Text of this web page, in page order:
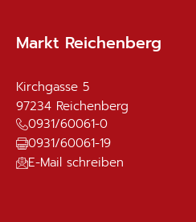
Markt Reichenberg
Kirchgasse 5
97234 Reichenberg
0931/60061-0
0931/60061-19
E-Mail schreiben